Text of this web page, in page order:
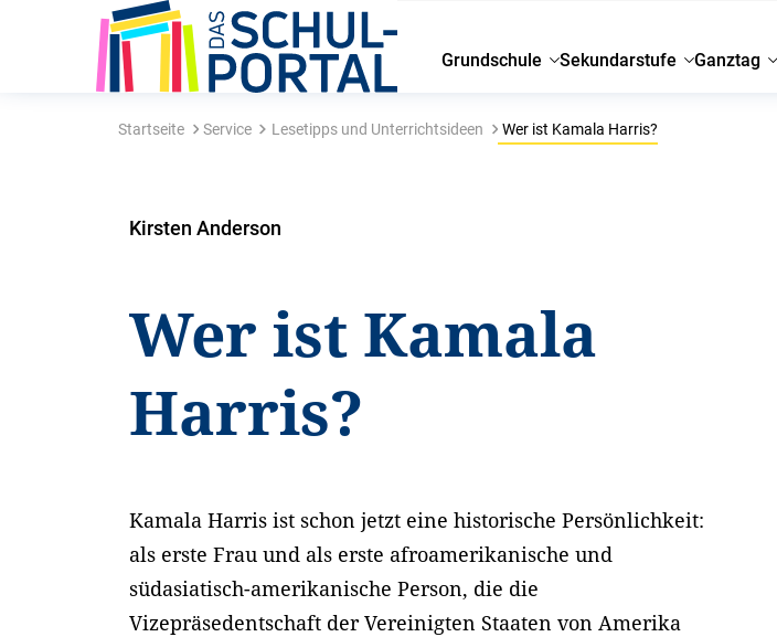
Grundschule Sekundarstufe Ganztag
Startseite Service Lesetipps und Unterrichtsideen Wer ist Kamala Harris?
Kirsten Anderson
Wer ist Kamala
Harris?
Kamala Harris ist schon jetzt eine historische Persönlichkeit:
als erste Frau und als erste afroamerikanische und
südasiatisch-amerikanische Person, die die
Vizepräsedentschaft der Vereinigten Staaten von Amerika